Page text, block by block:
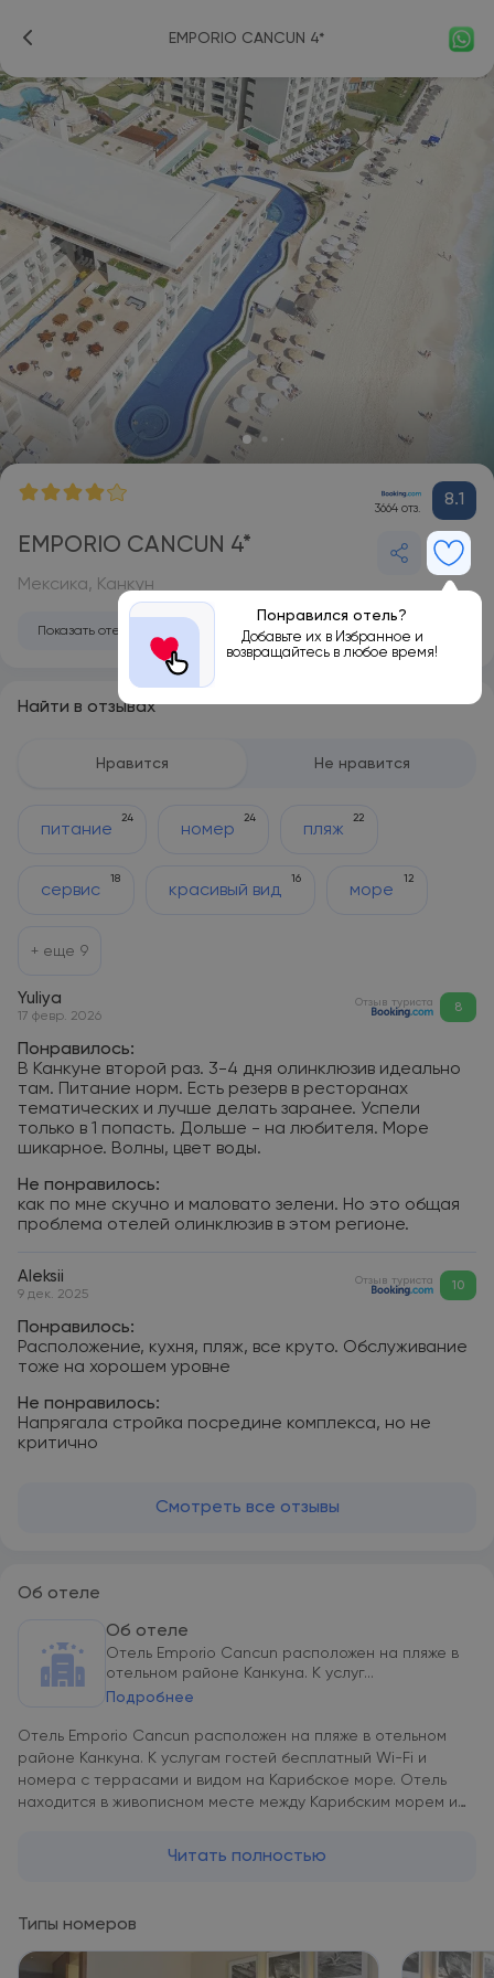
EMPORIO CANCUN 4*
3664 отз. 8.1
EMPORIO CANCUN 4*
Понравился отель?
Добавьте их в Избранное и
возвращайтесь в любое время!
Мексика, Канкун
Показать отель на карте
Найти в отзывах
Нравится Не нравится
питание
24
номер
24
пляж
22
сервис
18
красивый вид
16
море
12
+ еще 9
Yuliya
17 февр. 2026
Отзыв туриста 8
Понравилось:
В Канкуне второй раз. 3-4 дня олинклюзив идеально
там. Питание норм. Есть резерв в ресторанах
тематических и лучше делать заранее. Успели
только в 1 попасть. Дольше - на любителя. Море
шикарное. Волны, цвет воды.
Не понравилось:
как по мне скучно и маловато зелени. Но это общая
проблема отелей олинклюзив в этом регионе.
Aleksii
9 дек. 2025
Отзыв туриста 10
Понравилось:
Расположение, кухня, пляж, все круто. Обслуживание
тоже на хорошем уровне
Не понравилось:
Напрягала стройка посредине комплекса, но не
критично
Смотреть все отзывы
Об отеле
Об отеле
Отель Emporio Cancun расположен на пляже в
отельном районе Канкуна. К услуг...
Подробнее
Отель Emporio Cancun расположен на пляже в отельном
районе Канкуна. К услугам гостей бесплатный Wi-Fi и
номера с террасами и видом на Карибское море. Отель
находится в живописном месте между Карибским морем и
Cancun оформлены в светлых тонах, пол выложен кафелем.
раскопок Сан-Мигелито и канкунский музей Майя.
Читать полностью
Типы номеров